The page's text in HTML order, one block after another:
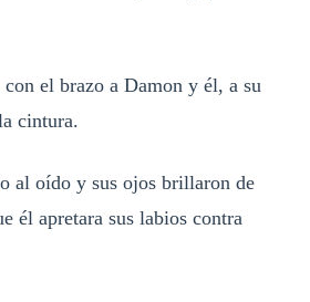
el brazo a Damon y él, a su
cintura.
al oído y sus ojos brillaron de
él apretara sus labios contra